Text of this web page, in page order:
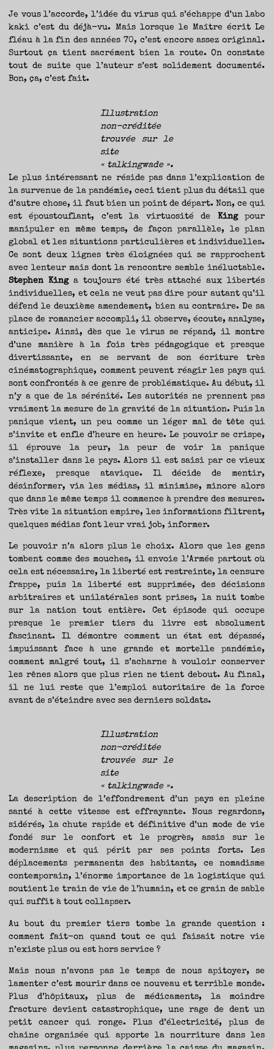
Je vous l’accorde, l’idée du virus qui s’échappe d’un labo
kaki c’est du déjà-vu. Mais lorsque le Maître écrit Le
fléau à la fin des années 70, c’est encore assez original.
Surtout ça tient sacrément bien la route. On constate
tout de suite que l’auteur s’est solidement documenté.
Bon, ça, c’est fait.
Illustration
non-créditée
trouvée sur le
site
« talkingwade ».
Le plus intéressant ne réside pas dans l’explication de
la survenue de la pandémie, ceci tient plus du détail que
d’autre chose, il faut bien un point de départ. Non, ce qui
est époustouflant, c’est la virtuosité de Kingpour
manipuler en même temps, de façon parallèle, le plan
global et les situations particulières et individuelles.
Ce sont deux lignes très éloignées qui se rapprochent
avec lenteur mais dont la rencontre semble inéluctable.
Stephen Kinga toujours été très attaché aux libertés
individuelles, et cela ne veut pas dire pour autant qu’il
défend le deuxième amendement, bien au contraire. De sa
place de romancier accompli, il observe, écoute, analyse,
anticipe. Ainsi, dès que le virus se répand, il montre
d’une manière à la fois très pédagogique et presque
divertissante, en se servant de son écriture très
cinématographique, comment peuvent réagir les pays qui
sont confrontés à ce genre de problématique. Au début, il
n’y a que de la sérénité. Les autorités ne prennent pas
vraiment la mesure de la gravité de la situation. Puis la
panique vient, un peu comme un léger mal de tête qui
s’invite et enfle d’heure en heure. Le pouvoir se crispe,
il éprouve la peur, la peur de voir la panique
s’installer dans le pays. Alors il est saisi par ce vieux
réflexe, presque atavique. Il décide de mentir,
désinformer, via les médias, il minimise, minore alors
que dans le même temps il commence à prendre des mesures.
Très vite la situation empire, les informations filtrent,
quelques médias font leur vrai job, informer.
Le pouvoir n’a alors plus le choix. Alors que les gens
tombent comme des mouches, il envoie l’Armée partout où
cela est nécessaire, la liberté est restreinte, la censure
frappe, puis la liberté est supprimée, des décisions
arbitraires et unilatérales sont prises, la nuit tombe
sur la nation tout entière. Cet épisode qui occupe
presque le premier tiers du livre est absolument
fascinant. Il démontre comment un état est dépassé,
impuissant face à une grande et mortelle pandémie,
comment malgré tout, il s’acharne à vouloir conserver
les rênes alors que plus rien ne tient debout. Au final,
il ne lui reste que l’emploi autoritaire de la force
avant de s’éteindre avec ses derniers soldats.
Illustration
non-créditée
trouvée sur le
site
« talkingwade ».
La description de l’effondrement d’un pays en pleine
santé à cette vitesse est effrayante. Nous regardons,
sidérés, la chute rapide et définitive d’un mode de vie
fondé sur le confort et le progrès, assis sur le
modernisme et qui périt par ses points forts. Les
déplacements permanents des habitants, ce nomadisme
contemporain, l’énorme importance de la logistique qui
soutient le train de vie de l’humain, et ce grain de sable
qui suffit à tout collapser.
Au bout du premier tiers tombe la grande question :
comment fait-on quand tout ce qui faisait notre vie
n’existe plus ou est hors service ?
Mais nous n’avons pas le temps de nous apitoyer, se
lamenter c’est mourir dans ce nouveau et terrible monde.
Plus d’hôpitaux, plus de médicaments, la moindre
fracture devient catastrophique, une rage de dent un
petit cancer qui ronge. Plus d’électricité, plus de
chaine organisée qui apporte la nourriture dans les